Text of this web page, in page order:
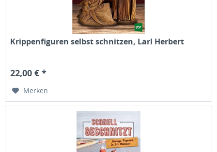
Krippenfiguren selbst schnitzen, Larl Herbert
22,00 € *
Merken